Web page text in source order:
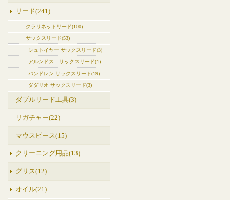
リード(241)
クラリネットリード(100)
サックスリード(53)
シュトイヤー サックスリード(3)
アルンドス サックスリード(1)
バンドレン サックスリード(19)
ダダリオ サックスリード(3)
ダブルリード工具(3)
リガチャー(22)
マウスピース(15)
クリーニング用品(13)
グリス(12)
オイル(21)